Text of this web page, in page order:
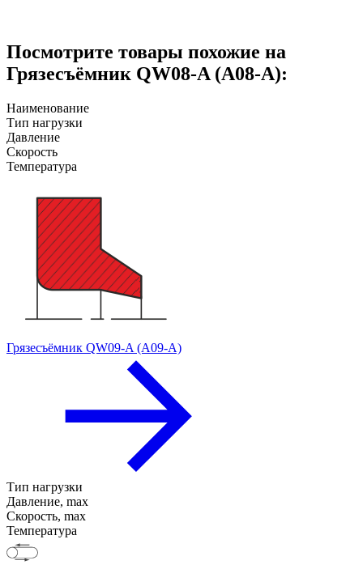
Посмотрите товары похожие на
Грязесъёмник QW08-A (A08-A):
Наименование
Тип нагрузки
Давление
Скорость
Температура
Грязесъёмник QW09-A (A09-A)
Тип нагрузки
Давление, max
Скорость, max
Температура